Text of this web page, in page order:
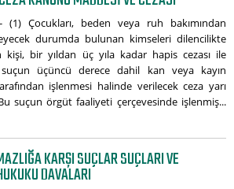
(1) Çocukları, beden veya ruh bakımından
durumda bulunan kimseleri dilencilikte
bir yıldan üç yıla kadar hapis cezası ile
suçun üçüncü derece dahil kan veya kayın
işlenmesi halinde verilecek ceza yarı
Bu suçun örgüt faaliyeti çerçevesinde işlenmiş...
KARŞI SUÇLAR SUÇLARI VE
DAVALARI